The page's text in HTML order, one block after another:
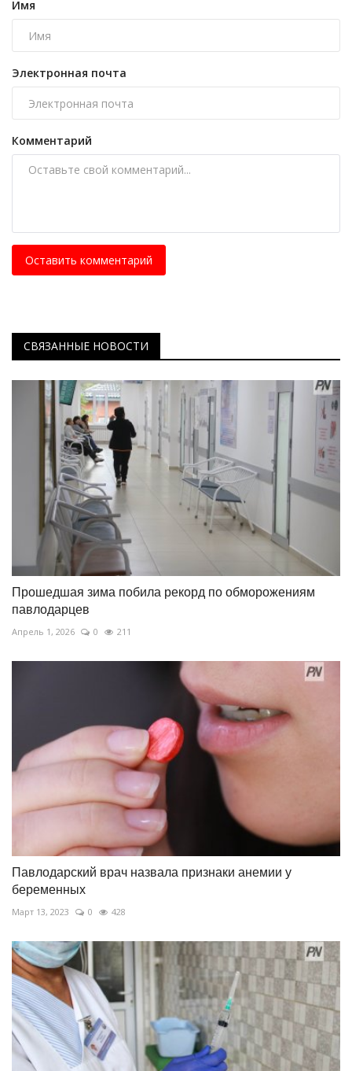
Имя
Электронная почта
Комментарий
Оставить комментарий
СВЯЗАННЫЕ НОВОСТИ
Прошедшая зима побила рекорд по обморожениям
павлодарцев
Апрель 1, 2026 0 211
Павлодарский врач назвала признаки анемии у
беременных
Март 13, 2023 0 428